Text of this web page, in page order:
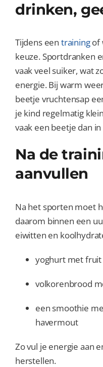
drinken,
Tijdens een trainingof
keuze. Sportdranken
vaak veel suiker, wat
energie. Bij warm
beetje vruchtensap
je kind regelmatig
vaak een beetje dan
Na de
aanvullen
Na het sporten moet
daarom binnen een
eiwitten en
yoghurt met fruit
volkorenbrood
een smoothie
havermout
Zo vul je energie aan
herstellen.